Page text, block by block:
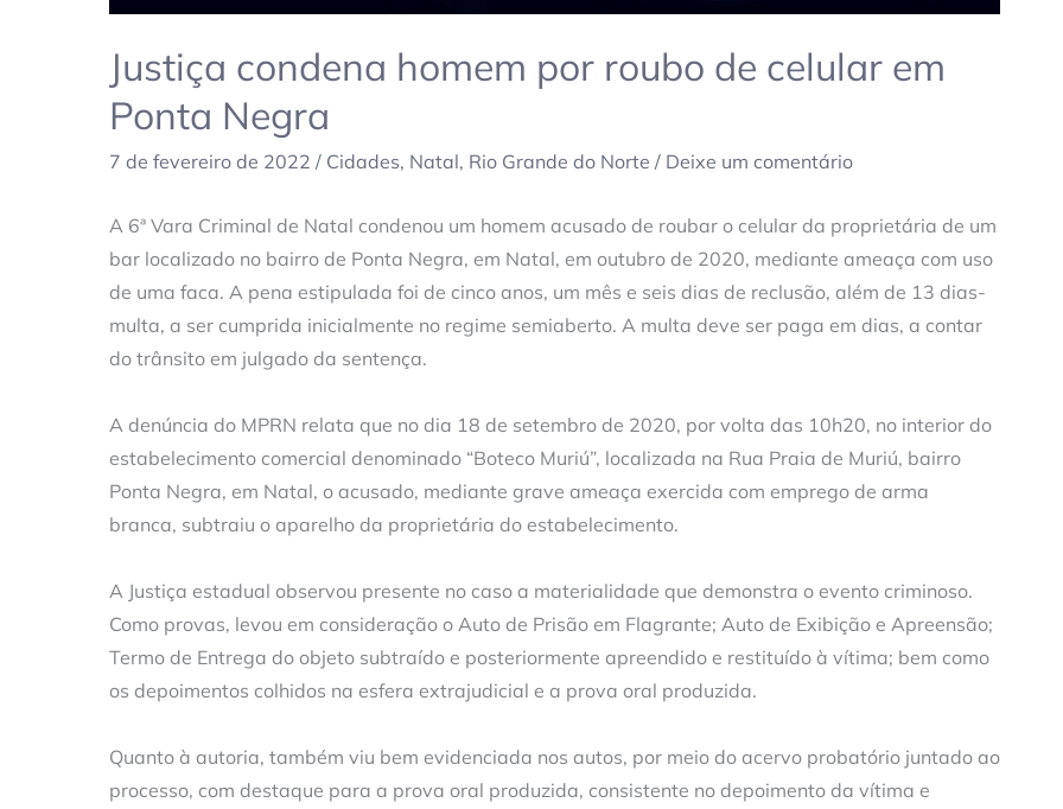
Justiça condena homem por roubo de celular em
Ponta Negra
7 de fevereiro de 2022 / Cidades, Natal, Rio Grande do Norte / Deixe um comentário
A 6ª Vara Criminal de Natal condenou um homem acusado de roubar o celular da proprietária de um
bar localizado no bairro de Ponta Negra, em Natal, em outubro de 2020, mediante ameaça com uso
de uma faca. A pena estipulada foi de cinco anos, um mês e seis dias de reclusão, além de 13 dias-
multa, a ser cumprida inicialmente no regime semiaberto. A multa deve ser paga em dias, a contar
do trânsito em julgado da sentença.
A denúncia do MPRN relata que no dia 18 de setembro de 2020, por volta das 10h20, no interior do
estabelecimento comercial denominado “Boteco Muriú”, localizada na Rua Praia de Muriú, bairro
Ponta Negra, em Natal, o acusado, mediante grave ameaça exercida com emprego de arma
branca, subtraiu o aparelho da proprietária do estabelecimento.
A Justiça estadual observou presente no caso a materialidade que demonstra o evento criminoso.
Como provas, levou em consideração o Auto de Prisão em Flagrante; Auto de Exibição e Apreensão;
Termo de Entrega do objeto subtraído e posteriormente apreendido e restituído à vítima; bem como
os depoimentos colhidos na esfera extrajudicial e a prova oral produzida.
Quanto à autoria, também viu bem evidenciada nos autos, por meio do acervo probatório juntado ao
processo, com destaque para a prova oral produzida, consistente no depoimento da vítima e